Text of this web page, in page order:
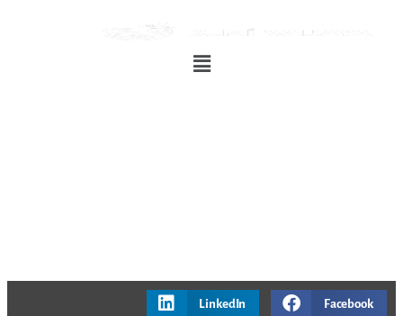
LinkedIn Facebook